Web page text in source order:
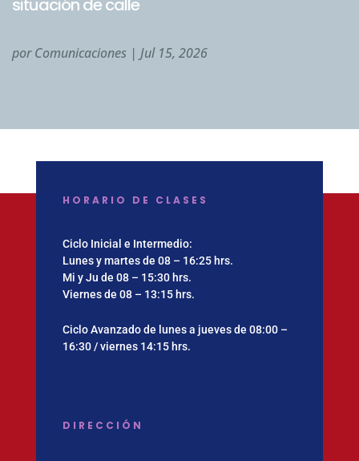
situación de calle
porComunicaciones | Jul 15, 2026
HORARIO DE CLASES
Ciclo Inicial e Intermedio:
Lunes y martes de 08 – 16:25 hrs.
Mi y Ju de 08 – 15:30 hrs.
Viernes de 08 – 13:15 hrs.
Ciclo Avanzado de lunes a jueves de 08:00 –
16:30 / viernes 14:15 hrs.
DIRECCIÓN